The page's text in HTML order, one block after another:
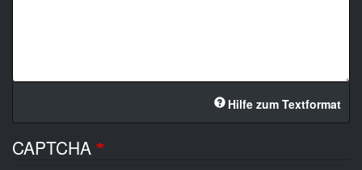
Hilfe zum Textformat
CAPTCHA